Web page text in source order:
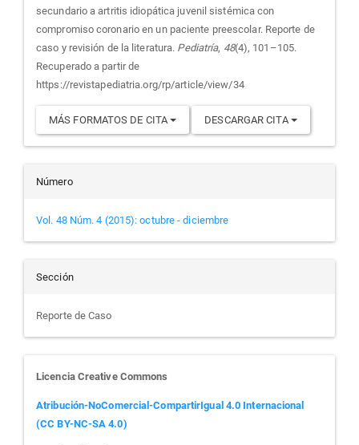
artículo
secundario a artritis idiopática juvenil sistémica con
compromiso coronario en un paciente preescolar. Reporte de
caso y revisión de la literatura. Pediatría, 48(4), 101–105.
Recuperado a partir de
https://revistapediatria.org/rp/article/view/34
MÁS FORMATOS DE CITA DESCARGAR CITA
Número
Vol. 48 Núm. 4 (2015): octubre - diciembre
Sección
Reporte de Caso
Licencia Creative Commons
Atribución-NoComercial-CompartirIgual 4.0 Internacional
(CC BY-NC-SA 4.0)